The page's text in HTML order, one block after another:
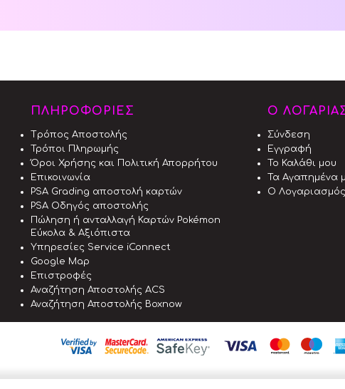
ΠΛΗΡΟΦΟΡΙΕΣ
Tρόπος Aποστολής
Τρόποι Πληρωμής
Όροι Χρήσης και Πολιτική Απορρήτου
Επικοινωνία
PSA Grading αποστολή καρτών
PSA Οδηγός αποστολής
Πώληση ή ανταλλαγή Καρτών Pokémon
Εύκολα & Αξιόπιστα
Υπηρεσίες Service iConnect
Google Map
Επιστροφές
Αναζήτηση Αποστολής ACS
Αναζήτηση Αποστολής Boxnow
Ο
Σύνδεση
Εγγραφή
Το Καλάθι μου
Τα Αγαπημένα
Ο